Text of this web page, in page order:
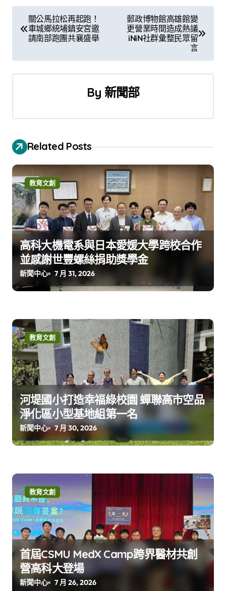
章
導
覽
關公馬拉松再起跑！
車城鄉統埔鎮安宮邀
請南部跑團共襄盛舉
郵政博物館高雄館變
更營業時間造成熱議
iNiN社群彙整民眾留
言
By 新聞部
Related Posts
教育文創
高科大機電系與日本愛媛大學跨校合作
並感謝世豐螺絲捐助獎學金
新聞中心 7 月 31, 2026
教育文創
河堤國小打造幸福綠校園 蟬聯高市空品
淨化區小型基地組第一名
新聞中心 7 月 30, 2026
教育文創
首屆CSMU MedX Camp跨界醫材共創
營高科大登場
新聞中心 7 月 26, 2026